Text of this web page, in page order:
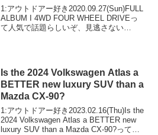
1:アウトドアー好き2020.09.27(Sun)FULL
ALBUM I 4WD FOUR WHEEL DRIVEっ
て人気で話題らしいぞ、見逃さない
Is the 2024 Volkswagen Atlas a
BETTER new luxury SUV than a
Mazda CX-90?
1:アウトドアー好き2023.02.16(Thu)Is the
2024 Volkswagen Atlas a BETTER new
luxury SUV than a Mazda CX-90?って人